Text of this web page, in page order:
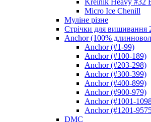
Micro Ice Chenill
Муліне різне
Стрічки для
Anchor (100%
Anchor (#1-99)
Anchor (#100-189)
Anchor (#203-298)
Anchor (#300-399)
Anchor (#400-899)
Anchor (#900-979)
Anchor (#1001-
Anchor (#1201-
DMC